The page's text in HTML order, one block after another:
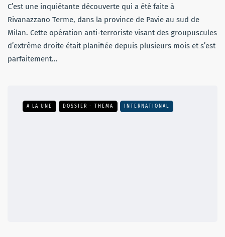
C’est une inquiétante découverte qui a été faite à
Rivanazzano Terme, dans la province de Pavie au sud de
Milan. Cette opération anti-terroriste visant des groupuscules
d’extrême droite était planifiée depuis plusieurs mois et s’est
parfaitement…
A LA UNE DOSSIER - THEMA INTERNATIONAL